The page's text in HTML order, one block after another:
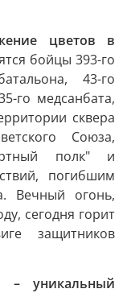
цветов в
бойцы 393-го
43-го
го медсанбата,
сквера
Союза,
полк" и
погибшим
Вечный огонь,
сегодня горит
защитников
– уникальный